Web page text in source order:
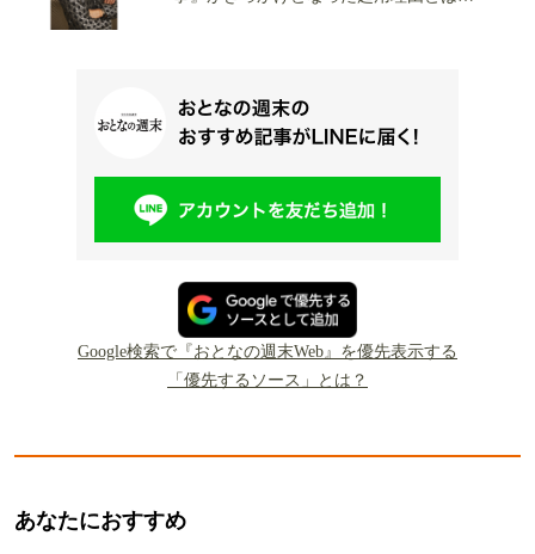
Google検索で『おとなの週末Web』を優先表示する
「優先するソース」とは？
あなたにおすすめ